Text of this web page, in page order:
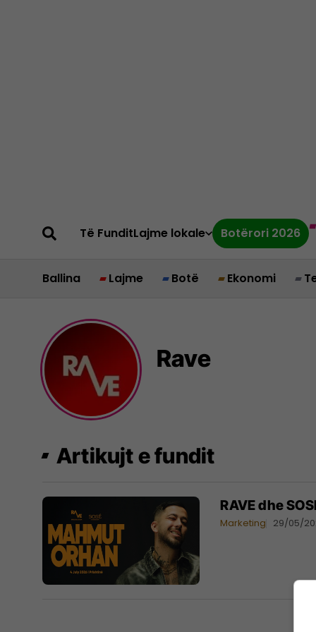
Të FunditLajme lokale Botërori 2026
Ballina Lajme Botë Ekonomi
Rave
Artikujt e fundit
RAVE dhe
Marketing 29/05/